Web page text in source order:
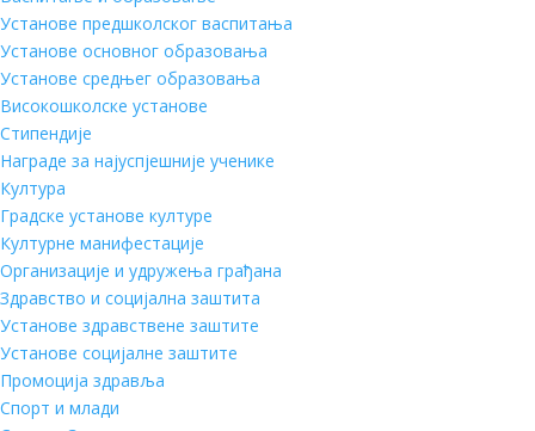
Установе предшколског васпитања
Установе основног образовања
Установе средњег образовања
Високошколске установе
Стипендије
Награде за најуспјешније ученике
Култура
Градске установе културе
Културне манифестације
Организације и удружења грађана
Здравство и социјална заштита
Установе здравствене заштите
Установе социјалне заштите
Промоција здравља
Спорт и млади